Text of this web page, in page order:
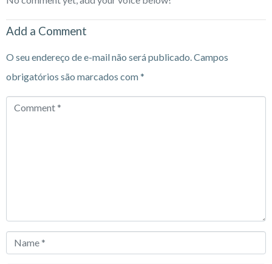
Add a Comment
O seu endereço de e-mail não será publicado.Campos
obrigatórios são marcados com*
Comment
Name